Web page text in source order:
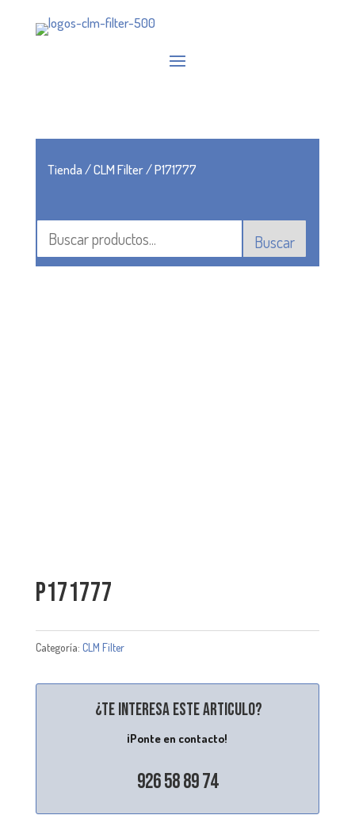
Tienda/CLM Filter/ P171777
Buscar
P171777
Categoría: CLM Filter
¿Te interesa este articulo?
¡Ponte en contacto!
926 58 89 74